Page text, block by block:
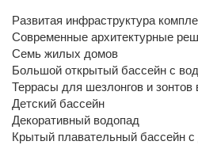
Развитая инфраструктура
Современные архитектурные
Семь жилых домов
Большой открытый бассейн с
Террасы для шезлонгов и зонтов
Детский бассейн
Декоративный водопад
Крытый плавательный бассейн с